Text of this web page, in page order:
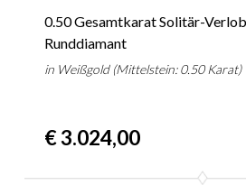
0.50 Gesamtkarat Solitär-
Runddiamant
in Weißgold (Mittelstein: 0.50 Karat)
€ 3.024,00